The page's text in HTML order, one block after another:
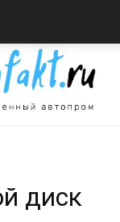
диск